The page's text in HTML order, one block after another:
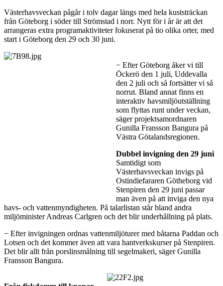
Västerhavsveckan pågår i tolv dagar längs med hela kuststräckan
från Göteborg i söder till Strömstad i norr. Nytt för i år är att det
arrangeras extra programaktiviteter fokuserat på tio olika orter, med
start i Göteborg den 29 och 30 juni.
− Efter Göteborg åker vi till
Öckerö den 1 juli, Uddevalla
den 2 juli och så fortsätter vi så
norrut. Bland annat finns en
interaktiv havsmiljöutställning
som flyttas runt under veckan,
säger projektsamordnaren
Gunilla Fransson Bangura på
Västra Götalandsregionen.
Dubbel invigning den 29 juni
Samtidigt som
Västerhavsveckan invigs på
Ostindiefararen Götheborg vid
Stenpiren den 29 juni passar
man även på att inviga den nya
havs- och vattenmyndigheten. På talarlistan står bland andra
miljöminister Andreas Carlgren och det blir underhållning på plats.
− Efter invigningen ordnas vattenmiljöturer med båtarna Paddan och
Lotsen och det kommer även att vara hantverkskurser på Stenpiren.
Det blir allt från porslinsmålning till segelmakeri, säger Gunilla
Fransson Bangura.